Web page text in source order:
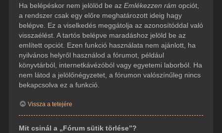
Ha belépéskor nem jelölöd be az Emlékezzen rám opciót,
a rendszer csak egy előre meghatározott ideig hagy
belépve. Ez a viselkedés meggátolja az azonosítóddal való
visszaélést. A tartós belépve maradáshoz jelöld be az
említett opciót. Ezen funkció használata nem ajánlott, ha
nyilvános helyről használod a fórumot, például
könyvtárból, internetkávézóból vagy egyetemi laborból. Ha
nem látod a jelölőnégyzetet, a fórumon valószínűleg nincs
bekapcsolva ez a funkció.
Vissza a tetejére
Mit csinál a „Fórum sütik törlése”?